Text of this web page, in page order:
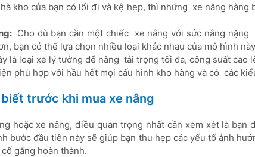
kho của bạn có lối đi và kệ hẹp, thì những xe nâng hàng
Cho dù bạn cần một chiếc xe nâng với sức nâng
bạn có thể lựa chọn nhiều loại khác nhau của mô hình
là loại xe lý tưởng để nâng tải trọng tối đa, công suất cao
phù hợp với hầu hết mọi cấu hình kho hàng và có các
trước khi mua xe nâng
hoặc xe nâng, điều quan trọng nhất cần xem xét là bạn
bước đầu tiên này sẽ giúp bạn thu hẹp các yếu tố ảnh
gắng hoàn thành.